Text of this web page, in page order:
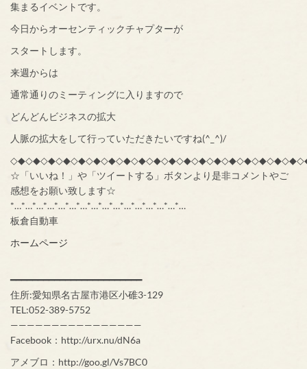
集まるイベントです。
今日からオーセンティックチャプターが
スタートします。
来週からは
通常通りのミーティングに入りますので
どんどんビジネスの拡大
人脈の拡大をして行っていただきたいですね(^_^)/
☆「いいね！」や「ツイートする」ボタンより是非コメントやご
感想をお願い致します☆
*…*…*…*…*…*…*…*…*…*…*…*…*…*…*…*…
板倉自動車
ホームページ
━━━━━━━━━━━━━━━━━━━━━━━━
住所:愛知県名古屋市港区小碓3-129
TEL:052-389-5752
————————————————
Facebook：http://urx.nu/dN6a
アメブロ：http://goo.gl/Vs7BC0